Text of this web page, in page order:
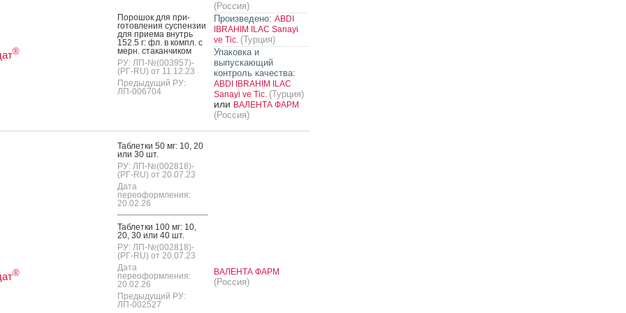
®
По­рошок для при­
готов­ле­ния сус­пензии
для при­ема внутрь
152.5 г: фл. в компл. с
мерн. ста­кан­чи­ком
РУ: ЛП-№(003957)-
(РГ-RU) от 11.12.23
Предыдущий РУ:
ЛП-006704
(Россия)
Произведено: ABDI
IBRAHIM ILAC Sanayi
ve Tic. (Турция)
Упаковка и
выпускающий
контроль качества:
ABDI IBRAHIM ILAC
Sanayi ve Tic. (Турция)
или ВАЛЕНТА ФАРМ
(Россия)
®
Таб­летки 50 мг: 10, 20
или 30 шт.
РУ: ЛП-№(002818)-
(РГ-RU) от 20.07.23
Дата
переоформления:
20.02.26
Таб­летки 100 мг: 10,
20, 30 или 40 шт.
РУ: ЛП-№(002818)-
(РГ-RU) от 20.07.23
Дата
переоформления:
20.02.26
Предыдущий РУ:
ЛП-002527
ВАЛЕНТА ФАРМ
(Россия)